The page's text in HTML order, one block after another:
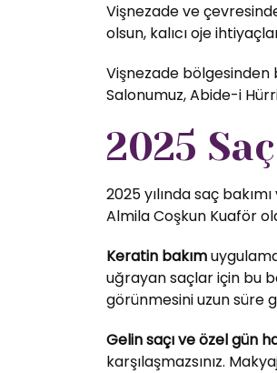
Vişnezade ve
olsun, kalıcı oje
Vişnezade bölgesinden
Salonumuz, Abide-i
2025
2025 yılında saç
Almila Coşkun Kuaför
Keratin bakım
uğrayan saçlar için bu
görünmesini uzun süre
Gelin saçı ve özel gün
karşılaşmazsınız.